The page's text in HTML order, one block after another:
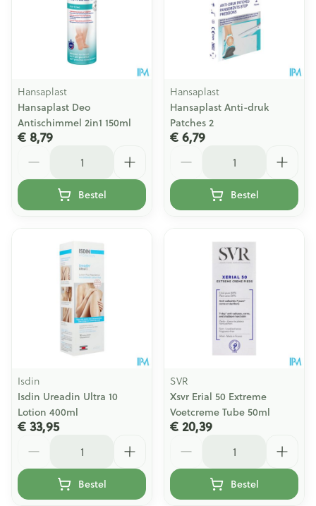
Hansaplast
Hansaplast Deo
Antischimmel 2in1 150ml
€ 8,79
Bestel
Hansaplast
Hansaplast Anti-druk
Patches 2
€ 6,79
Bestel
Isdin
Isdin Ureadin Ultra 10
Lotion 400ml
€ 33,95
Bestel
SVR
Xsvr Erial 50 Extreme
Voetcreme Tube 50ml
€ 20,39
Bestel